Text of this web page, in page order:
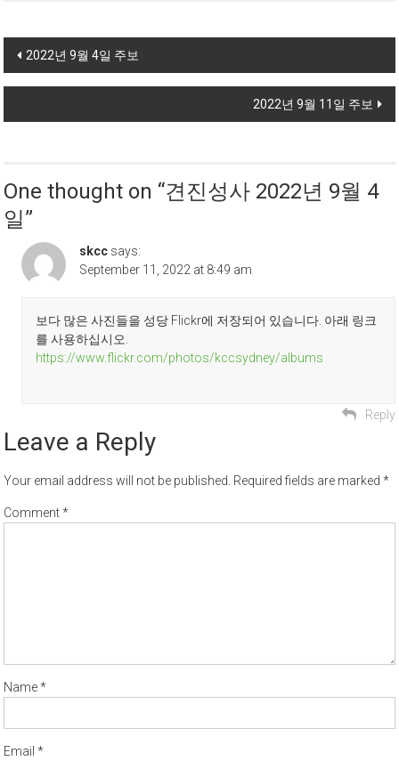
Post navigation
2022년 9월 4일 주보
2022년 9월 11일 주보
One thought on “견진성사 2022년 9월 4
일”
skcc says:
September 11, 2022 at 8:49 am
보다 많은 사진들을 성당 Flickr에 저장되어 있습니다. 아래 링크
를 사용하십시오.
https://www.flickr.com/photos/kccsydney/albums
Reply
Leave a Reply
Your email address will not be published. Required fields are marked*
Comment*
Name*
Email*